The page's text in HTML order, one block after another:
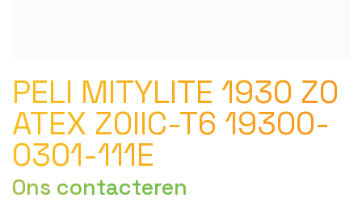
PELI MITYLITE 1930 Z0
ATEX Z0IIC-T6 19300-
0301-111E
Ons contacteren